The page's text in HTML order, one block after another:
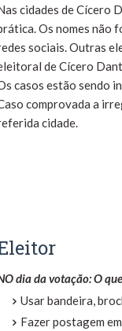
cidades de Cícero
Os nomes não
sociais. Outras
de Cícero
casos estão sendo
comprovada a
cidade.
dia da votação:O
Usar bandeira,
Fazer postagem